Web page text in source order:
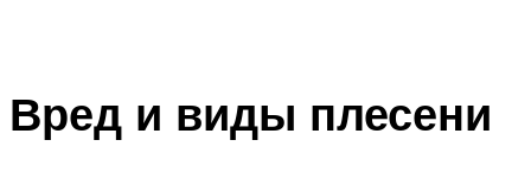
Вред и виды плесени